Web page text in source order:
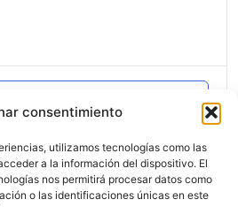
consentimiento
utilizamos tecnologías como las
a la información del dispositivo. El
nos permitirá procesar datos como
o las identificaciones únicas en este
de privacidad
Políticas de cookies
Página web diseñada
sergivazquezweb.com